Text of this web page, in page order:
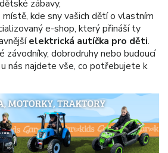
zábavy,
místě, kde sny vašich dětí o vlastním
e-shop, který přináší ty
elektrická autíčka pro děti.
závodníky, dobrodruhy nebo budoucí
nás najdete vše, co potřebujete k